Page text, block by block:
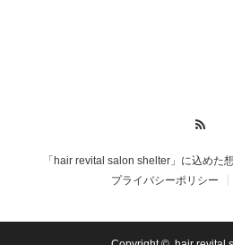
「hair revital salon shelter」に込めた
プライバシーポリシー